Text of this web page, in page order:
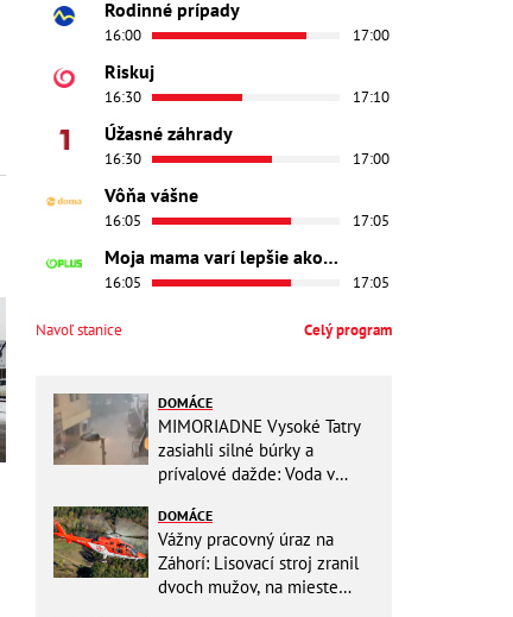
Rodinné prípady
16:00 17:00
Riskuj
16:30 17:10
Úžasné záhrady
16:30 17:00
Vôňa vášne
16:05 17:05
Moja mama varí lepšie ako tvoja
16:05 17:05
Navoľ stanice Celý program
DOMÁCE
MIMORIADNE Vysoké Tatry
zasiahli silné búrky a
prívalové dažde: Voda v
DOMÁCE
Vážny pracovný úraz na
Záhorí: Lisovací stroj zranil
dvoch mužov, na mieste